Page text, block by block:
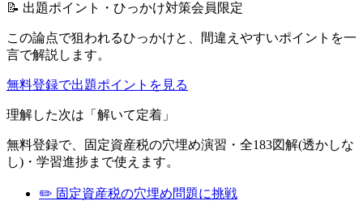
📝 出題ポイント・ひっかけ対策会員限定
この論点で狙われるひっかけと、間違えやすいポイントを一
言で解説します。
無料登録で出題ポイントを見る
理解した次は「解いて定着」
無料登録で、 固定資産税の穴埋め演習・全183図解(透かしな
し)・学習進捗まで使えます。
✏️ 固定資産税の穴埋め問題に挑戦